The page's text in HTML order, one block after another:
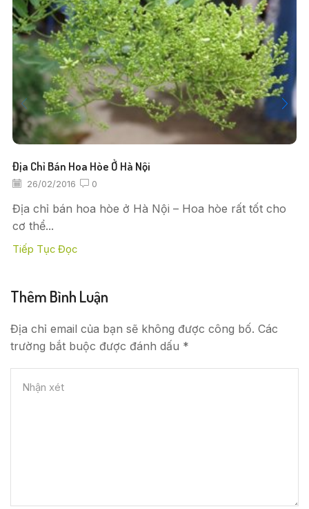
Địa Chỉ Bán Hoa Hòe Ở Hà Nội
26/02/2016 0
Địa chỉ bán hoa hòe ở Hà Nội – Hoa hòe rất tốt cho
cơ thể...
Tiếp Tục Đọc
Thêm Bình Luận
Địa chỉ email của bạn sẽ không được công bố. Các
trường bắt buộc được đánh dấu *